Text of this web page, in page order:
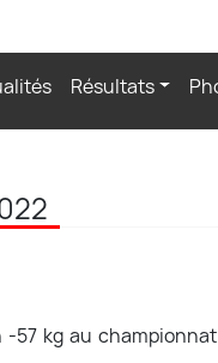
Résultats
-57 kg au